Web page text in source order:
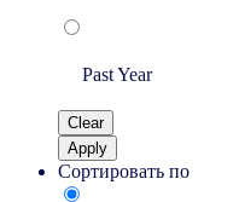
Past Year
Clear
Apply
Сортировать по